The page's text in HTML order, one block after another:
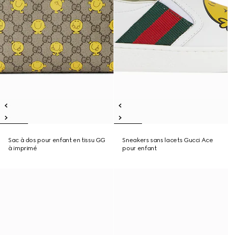
Sac à dos pour enfant en tissu GG
à imprimé
Sneakers sans lacets Gucci Ace
pour enfant